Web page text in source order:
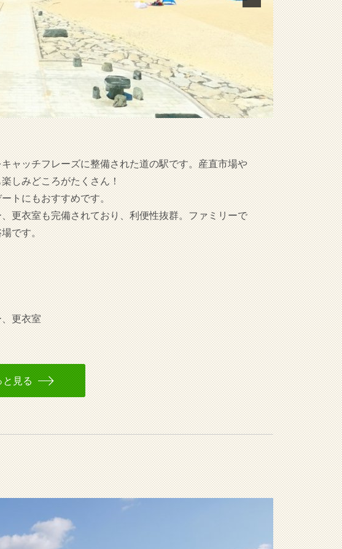
ャッチフレーズに整備された道の駅です。産直市場や
しみどころがたくさん！
トにもおすすめです。
更衣室も完備されており、利便性抜群。ファミリーで
です。
更衣室
と見る